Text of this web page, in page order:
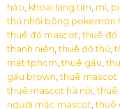
hảo, khoai lang tím, mì,
thú nhồi bông pokemon
thuê đồ mascot,thuê đồ
thanh niên,thuê đồ thú,
mặt tphcm,thuê gấu,
gấu brown,thuê mascot
thuê mascot hà nội,thuê
người mặc mascot,thuê